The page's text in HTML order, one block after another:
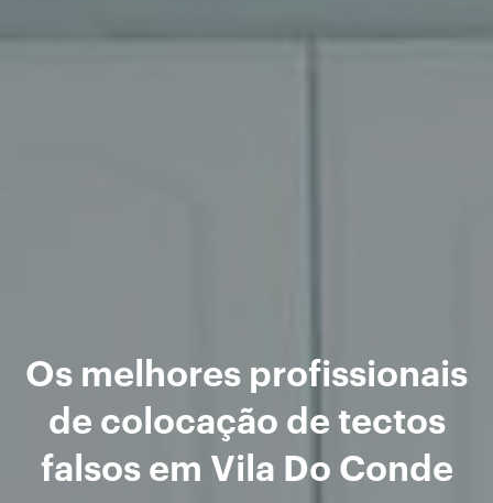
Os melhores profissionais
de colocação de tectos
falsos em Vila Do Conde